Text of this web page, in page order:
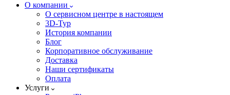
О компании
О сервисном центре в настоящем
3D-Тур
История компании
Блог
Корпоративное обслуживание
Доставка
Наши сертификаты
Оплата
Услуги